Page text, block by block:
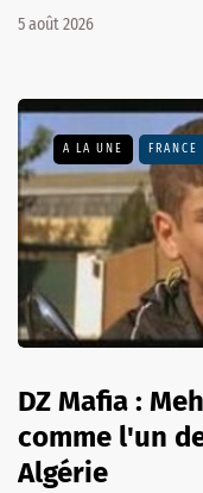
5 août 2026
A LA UNE FRANCE
DZ Mafia :
comme l'un
Algérie